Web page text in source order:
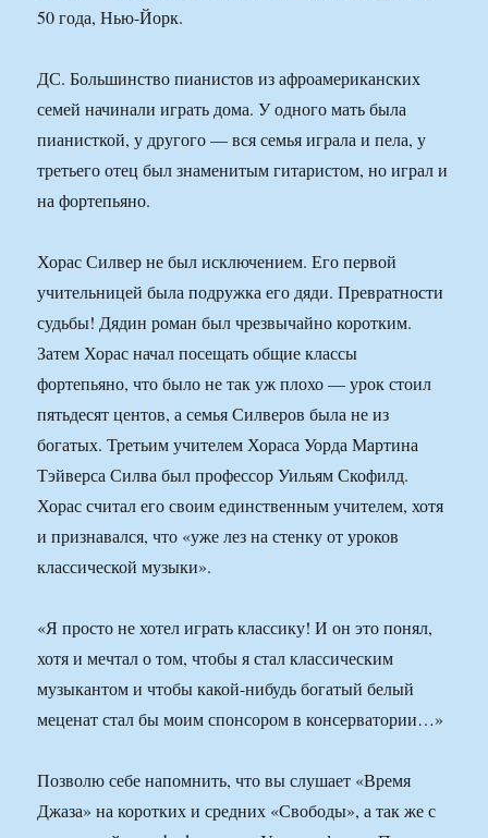
50 года, Нью-Йорк.
ДС. Большинство пианистов из афроамериканских
семей начинали играть дома. У одного мать была
пианисткой, у другого — вся семья играла и пела, у
третьего отец был знаменитым гитаристом, но играл и
на фортепьяно.
Хорас Силвер не был исключением. Его первой
учительницей была подружка его дяди. Превратности
судьбы! Дядин роман был чрезвычайно коротким.
Затем Хорас начал посещать общие классы
фортепьяно, что было не так уж плохо — урок стоил
пятьдесят центов, а семья Силверов была не из
богатых. Третьим учителем Хораса Уорда Мартина
Тэйверса Силва был профессор Уильям Скофилд.
Хорас считал его своим единственным учителем, хотя
и признавался, что «уже лез на стенку от уроков
классической музыки».
«Я просто не хотел играть классику! И он это понял,
хотя и мечтал о том, чтобы я стал классическим
музыкантом и чтобы какой-нибудь богатый белый
меценат стал бы моим спонсором в консерватории…»
Позволю себе напомнить, что вы слушает «Время
Джаза» на коротких и средних «Свободы», а так же с